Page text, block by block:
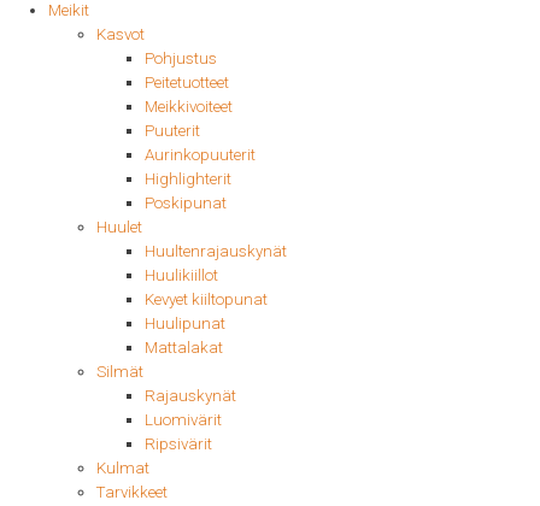
Meikit
Kasvot
Pohjustus
Peitetuotteet
Meikkivoiteet
Puuterit
Aurinkopuuterit
Highlighterit
Poskipunat
Huulet
Huultenrajauskynät
Huulikiillot
Kevyet kiiltopunat
Huulipunat
Mattalakat
Silmät
Rajauskynät
Luomivärit
Ripsivärit
Kulmat
Tarvikkeet